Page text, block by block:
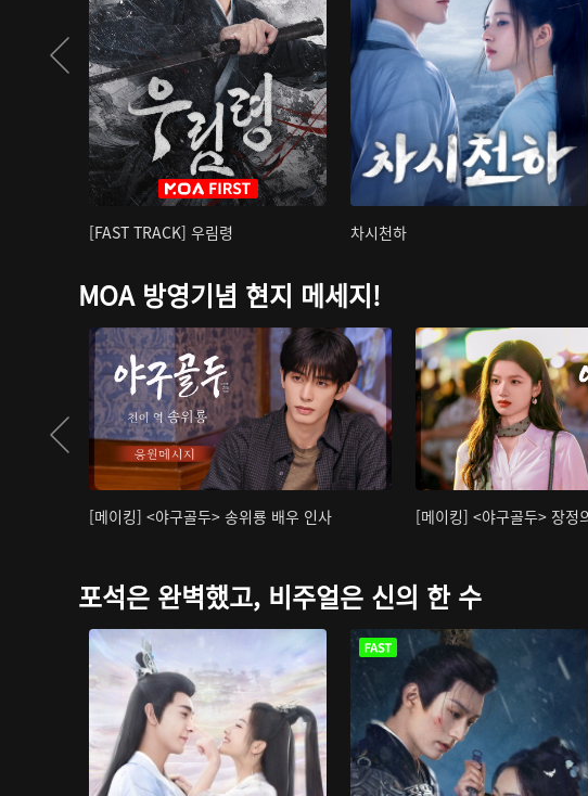
[FAST TRACK] 우림령 차시천하
MOA 방영기념 현지 메세지!
[메이킹] <야구골두> 송위룡 배우 인사 [메이킹] <야구골두> 장정
포석은 완벽했고, 비주얼은 신의 한 수